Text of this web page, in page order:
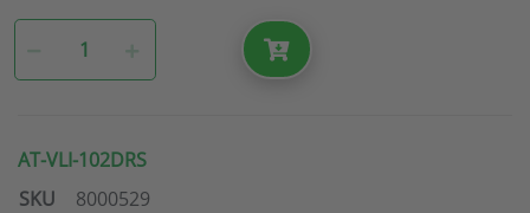
AT-VLI-102DRS
SKU
8000529